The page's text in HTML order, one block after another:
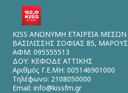
KISS ΑΝΩΝΥΜΗ ΕΤΑΙΡΕΙΑ
ΒΑΣΙΛΙΣΣΗΣ ΣΟΦΙΑΣ 85,
ΑΦΜ: 095555513
ΔΟΥ: ΚΕΦΟΔΕ ΑΤΤΙΚΗΣ
Αριθμός Γ.Ε.ΜΗ: 005146901000
Τηλέφωνο: 2108050000
Email: info@kissfm.gr